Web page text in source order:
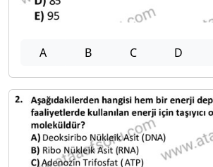
A B C D